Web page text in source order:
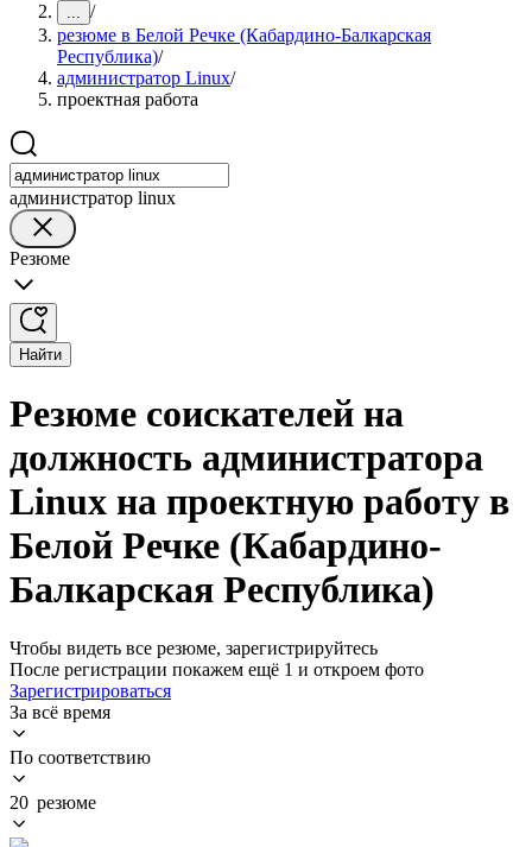
... /
резюме в Белой Речке (Кабардино-Балкарская
Республика)/
администратор Linux/
проектная работа
администратор linux
Резюме
Найти
Резюме соискателей на
должность администратора
Linux на проектную работу в
Белой Речке (Кабардино-
Балкарская Республика)
Чтобы видеть все резюме, зарегистрируйтесь
После регистрации покажем ещё 1 и откроем фото
Зарегистрироваться
За всё время
По соответствию
20 резюме